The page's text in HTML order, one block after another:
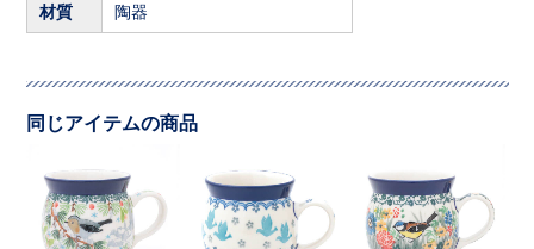
材質 陶器
同じアイテムの商品